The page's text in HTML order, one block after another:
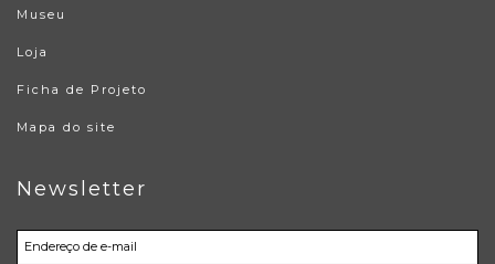
Museu
Loja
Ficha de Projeto
Mapa do site
Newsletter